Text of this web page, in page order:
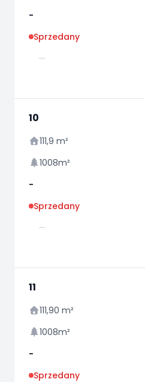
-
Sprzedany
—
10
111,9 m²
1008m²
-
Sprzedany
—
11
111,90 m²
1008m²
-
Sprzedany